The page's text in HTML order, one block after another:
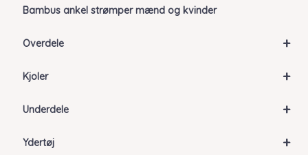
Bambus ankel strømper mænd og kvinder
+
Overdele
+
Kjoler
+
Underdele
+
Ydertøj